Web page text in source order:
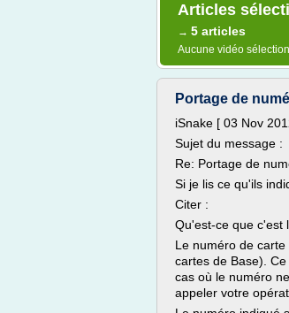
Articles
→ 5 articles
Aucune vidéo
Portage de
iSnake [ 03 Nov
Sujet du message :
Re: Portage de
Si je lis ce qu'ils
Citer :
Qu'est-ce que c'est
Le numéro de
cartes de Base).
cas où le numéro
appeler votre